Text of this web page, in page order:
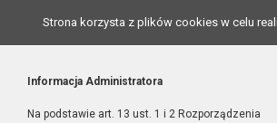
Strona korzysta z plików cookies w celu
Informacja Administratora
Na podstawie art. 13 ust. 1 i 2 Rozporządzenia